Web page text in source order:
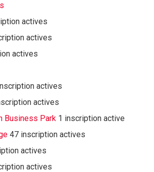
actives
actives
actives
actives
actives
Business Park 1 inscription active
47 inscription actives
actives
actives